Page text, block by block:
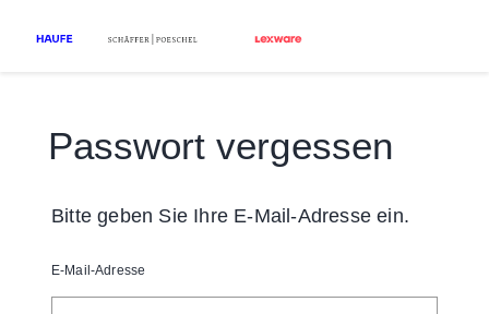
Passwort vergessen
Bitte geben Sie Ihre E-Mail-Adresse ein.
E-Mail-Adresse